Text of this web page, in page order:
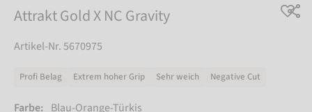
Attrakt Gold X NC Gravity
Artikel-Nr. 5670975
Profi Belag Extrem hoher Grip Sehr weich Negative Cut
Farbe: Blau-Orange-Türkis